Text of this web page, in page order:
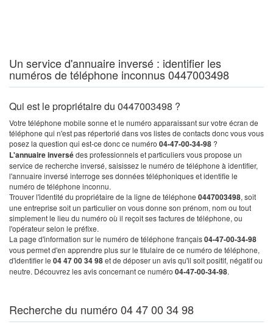
Un service d'annuaire inversé : identifier les
numéros de téléphone inconnus 0447003498
Qui est le propriétaire du 0447003498 ?
Votre téléphone mobile sonne et le numéro apparaissant sur votre écran de
téléphone qui n'est pas répertorié dans vos listes de contacts donc vous vous
posez la question qui est-ce donc ce numéro 04-47-00-34-98 ?
L'annuaire inversédes professionnels et particuliers vous propose un
service de recherche inversé, saisissez le numéro de téléphone à identifier,
l'annuaire inversé interroge ses données téléphoniques et identifie le
numéro de téléphone inconnu.
Trouver l'identité du propriétaire de la ligne de téléphone 0447003498, soit
une entreprise soit un particulier on vous donne son prénom, nom ou tout
simplement le lieu du numéro où il reçoit ses factures de téléphone, ou
l'opérateur selon le préfixe.
La page d'information sur le numéro de téléphone français04-47-00-34-98
vous permet d'en apprendre plus sur le titulaire de ce numéro de téléphone,
d'identifier le 04 47 00 34 98et de déposer un avis qu'il soit positif, négatif ou
neutre. Découvrez les avis concernant ce numéro 04-47-00-34-98.
Recherche du numéro 04 47 00 34 98